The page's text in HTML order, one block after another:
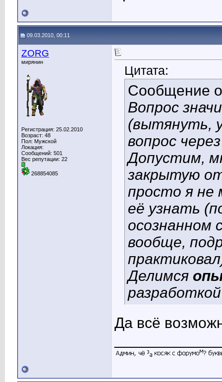
09.03.2010, 00:11
ZORG
мирянин
Регистрация: 25.02.2010
Возраст: 48
Пол: Мужской
Локация:
Сообщений: 501
Вес репутации: 22
268854085
Цитата:
Сообщение
Вопрос
(вытянуть,
вопрос
Допустим,
закрытую
просто я не
её узнать
осознанном
вообще,
Делимся
Да всё